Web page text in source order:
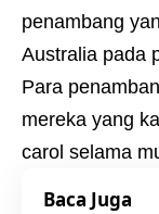
penambang
Australia pada
Para
mereka yang
carol selama
Baca Juga